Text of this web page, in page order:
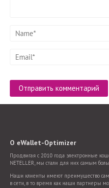
О eWallet-Optimizer
Продвигая с 2010 года электронные
NETELLER, мы стали для них самым
Наши клиенты имеют преимущество
в сети, в то время как наши партнеры